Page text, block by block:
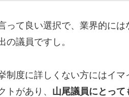
って良い選択で、業界的に
の議員ですし。
制度に詳しくない方にはイ
トがあり、 山尾議員にとっ